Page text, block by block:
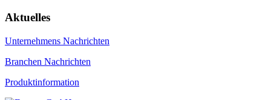
Aktuelles
Unternehmens Nachrichten
Branchen Nachrichten
Produktinformation